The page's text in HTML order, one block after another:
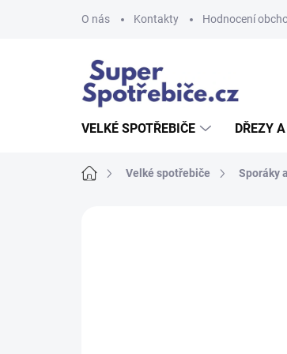
O nás Kontakty Hodnocení
VELKÉ SPOTŘEBIČE DŘEZY
Domů Velké spotřebiče Sporáky